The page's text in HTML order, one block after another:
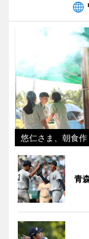
悠仁さま、朝食
青